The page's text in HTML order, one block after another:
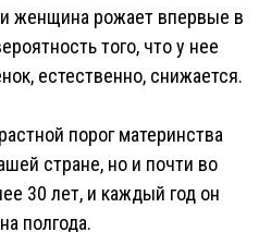
женщина рожает впервые в
того, что у нее
естественно, снижается.
порог материнства
стране, но и почти во
30 лет, и каждый год он
полгода.